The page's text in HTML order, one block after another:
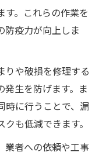
す。これらの作業を
防疫力が向上しま
りや破損を修理する
発生を防げます。ま
時に行うことで、漏
も低減できます。
業者への依頼や工事